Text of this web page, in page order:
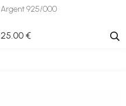
Argent 925/000
25.00 €